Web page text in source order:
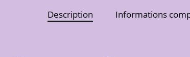
Description Informations